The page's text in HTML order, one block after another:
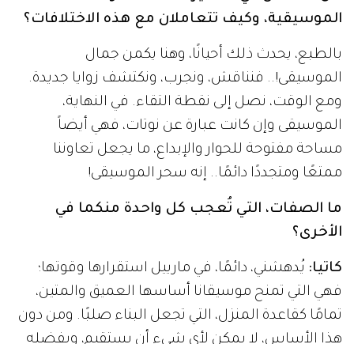
الموسيقية، وكيف تتعاملان مع هذه الاختلافات؟
بالطبع، يحدث ذلك أحيانًا، وهنا يكمن جمال
الموسيقى!.. فنناقش، ونجرب، ونكتشف زوايا جديدة.
ومع الوقت، نصل إلى نقطة التقاء. في النهاية،
الموسيقى وإن كانت عبارة عن نوتات، فهي أيضاً
مساحة مفتوحة للحوار والإبداع، ما يجعل تعاوننا
ممتعًا ومتجددًا دائمًا.. إنه سحر الموسيقى!
ما الصفات، التي تُعجب كل واحدة منكما في
الأخرى؟
كاتيا: يُدهشني، دائمًا، في مارييل استقرارها وقوتها؛
فهي التي تمنح موسيقانا أساسها العميق والمتين،
تمامًا كقاعدة المنزل، التي تجعل البناء صلبًا. ومن دون
هذا الأساس، لا يمكن لأي شيء أن يستقيم، وبفضله